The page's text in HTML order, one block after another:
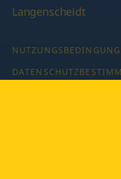
Langenscheidt